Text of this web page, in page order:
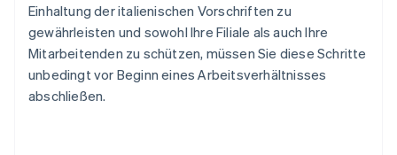
Einhaltung der italienischen Vorschriften zu
gewährleisten und sowohl Ihre Filiale als auch Ihre
Mitarbeitenden zu schützen, müssen Sie diese Schritte
unbedingt vor Beginn eines Arbeitsverhältnisses
abschließen.